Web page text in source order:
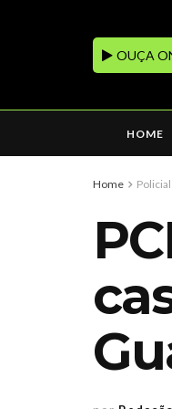
OUÇA
HOME
Home Policial